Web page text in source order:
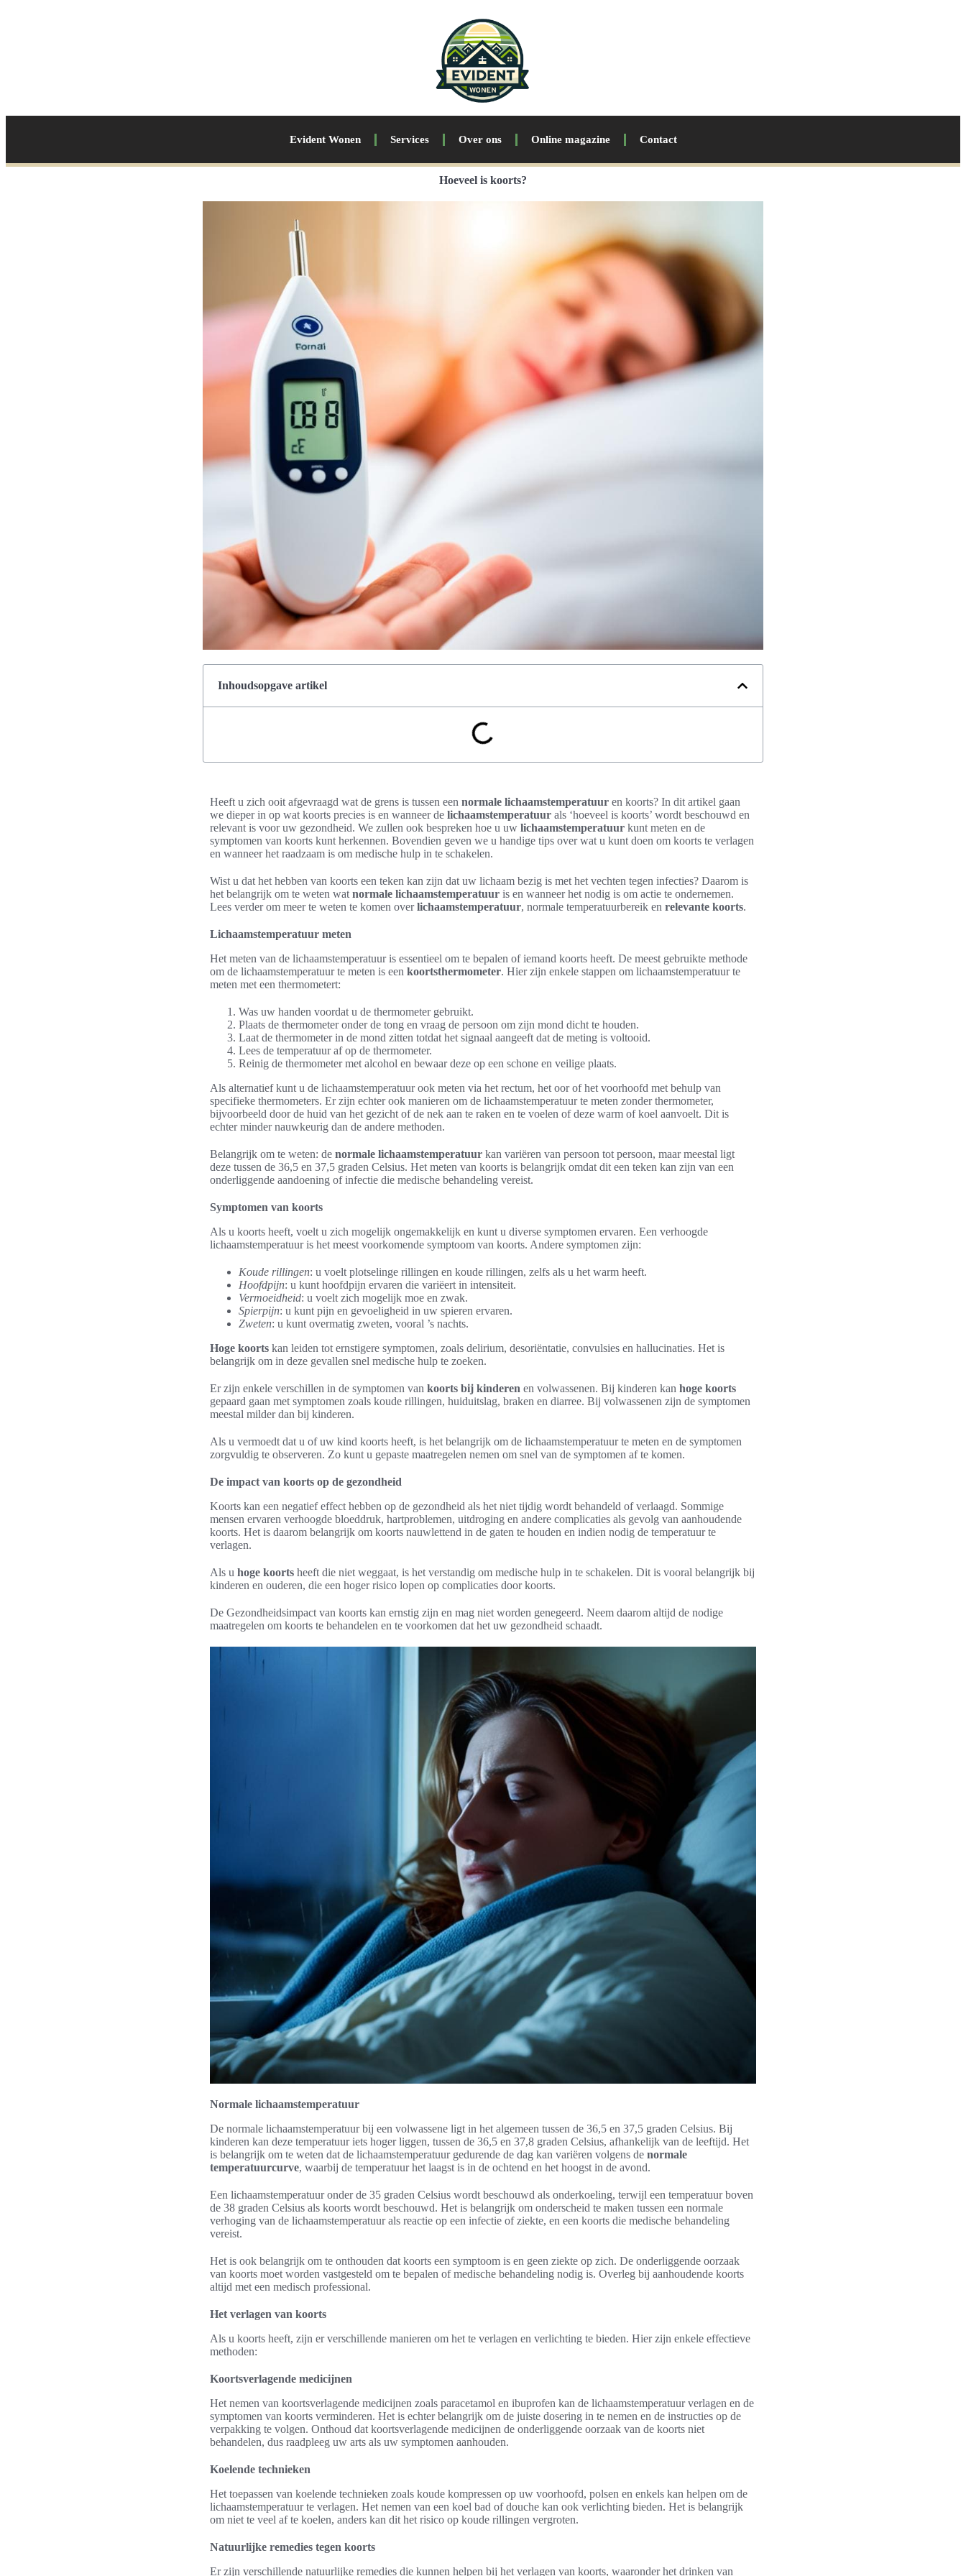
Evident Wonen Services Over ons Online magazine Contact
Hoeveel is koorts?
Inhoudsopgave artikel
Heeft u zich ooit afgevraagd wat de grens is tussen een normale lichaamstemperatuur en koorts? In dit artikel gaan
we dieper in op wat koorts precies is en wanneer de lichaamstemperatuur als ‘hoeveel is koorts’ wordt beschouwd en
relevant is voor uw gezondheid. We zullen ook bespreken hoe u uw lichaamstemperatuur kunt meten en de
symptomen van koorts kunt herkennen. Bovendien geven we u handige tips over wat u kunt doen om koorts te verlagen
en wanneer het raadzaam is om medische hulp in te schakelen.
Wist u dat het hebben van koorts een teken kan zijn dat uw lichaam bezig is met het vechten tegen infecties? Daarom is
het belangrijk om te weten wat normale lichaamstemperatuur is en wanneer het nodig is om actie te ondernemen.
Lees verder om meer te weten te komen overlichaamstemperatuur, normale temperatuurbereik en relevante koorts.
Lichaamstemperatuur meten
Het meten van de lichaamstemperatuur is essentieel om te bepalen of iemand koorts heeft. De meest gebruikte methode
om de lichaamstemperatuur te meten is een koortsthermometer. Hier zijn enkele stappen om lichaamstemperatuur te
meten met een thermometert:
Was uw handen voordat u de thermometer gebruikt.
Plaats de thermometer onder de tong en vraag de persoon om zijn mond dicht te houden.
Laat de thermometer in de mond zitten totdat het signaal aangeeft dat de meting is voltooid.
Lees de temperatuur af op de thermometer.
Reinig de thermometer met alcohol en bewaar deze op een schone en veilige plaats.
Als alternatief kunt u de lichaamstemperatuur ook meten via het rectum, het oor of het voorhoofd met behulp van
specifieke thermometers. Er zijn echter ook manieren om de lichaamstemperatuur te meten zonder thermometer,
bijvoorbeeld door de huid van het gezicht of de nek aan te raken en te voelen of deze warm of koel aanvoelt. Dit is
echter minder nauwkeurig dan de andere methoden.
Belangrijk om te weten: de normale lichaamstemperatuur kan variëren van persoon tot persoon, maar meestal ligt
deze tussen de 36,5 en 37,5 graden Celsius. Het meten van koorts is belangrijk omdat dit een teken kan zijn van een
onderliggende aandoening of infectie die medische behandeling vereist.
Symptomen van koorts
Als u koorts heeft, voelt u zich mogelijk ongemakkelijk en kunt u diverse symptomen ervaren. Een verhoogde
lichaamstemperatuur is het meest voorkomende symptoom van koorts. Andere symptomen zijn:
Koude rillingen: u voelt plotselinge rillingen en koude rillingen, zelfs als u het warm heeft.
Hoofdpijn: u kunt hoofdpijn ervaren die variëert in intensiteit.
Vermoeidheid: u voelt zich mogelijk moe en zwak.
Spierpijn: u kunt pijn en gevoeligheid in uw spieren ervaren.
Zweten: u kunt overmatig zweten, vooral ’s nachts.
Hoge koorts kan leiden tot ernstigere symptomen, zoals delirium, desoriëntatie, convulsies en hallucinaties. Het is
belangrijk om in deze gevallen snel medische hulp te zoeken.
Er zijn enkele verschillen in de symptomen van koorts bij kinderen en volwassenen. Bij kinderen kan hoge koorts
gepaard gaan met symptomen zoals koude rillingen, huiduitslag, braken en diarree. Bij volwassenen zijn de symptomen
meestal milder dan bij kinderen.
Als u vermoedt dat u of uw kind koorts heeft, is het belangrijk om de lichaamstemperatuur te meten en de symptomen
zorgvuldig te observeren. Zo kunt u gepaste maatregelen nemen om snel van de symptomen af te komen.
De impact van koorts op de gezondheid
Koorts kan een negatief effect hebben op de gezondheid als het niet tijdig wordt behandeld of verlaagd. Sommige
mensen ervaren verhoogde bloeddruk, hartproblemen, uitdroging en andere complicaties als gevolg van aanhoudende
koorts. Het is daarom belangrijk om koorts nauwlettend in de gaten te houden en indien nodig de temperatuur te
verlagen.
Als u hoge koorts heeft die niet weggaat, is het verstandig om medische hulp in te schakelen. Dit is vooral belangrijk bij
kinderen en ouderen, die een hoger risico lopen op complicaties door koorts.
De Gezondheidsimpact van koorts kan ernstig zijn en mag niet worden genegeerd. Neem daarom altijd de nodige
maatregelen om koorts te behandelen en te voorkomen dat het uw gezondheid schaadt.
Normale lichaamstemperatuur
De normale lichaamstemperatuur bij een volwassene ligt in het algemeen tussen de 36,5 en 37,5 graden Celsius. Bij
kinderen kan deze temperatuur iets hoger liggen, tussen de 36,5 en 37,8 graden Celsius, afhankelijk van de leeftijd. Het
is belangrijk om te weten dat de lichaamstemperatuur gedurende de dag kan variëren volgens de normale
temperatuurcurve, waarbij de temperatuur het laagst is in de ochtend en het hoogst in de avond.
Een lichaamstemperatuur onder de 35 graden Celsius wordt beschouwd als onderkoeling, terwijl een temperatuur boven
de 38 graden Celsius als koorts wordt beschouwd. Het is belangrijk om onderscheid te maken tussen een normale
verhoging van de lichaamstemperatuur als reactie op een infectie of ziekte, en een koorts die medische behandeling
vereist.
Het is ook belangrijk om te onthouden dat koorts een symptoom is en geen ziekte op zich. De onderliggende oorzaak
van koorts moet worden vastgesteld om te bepalen of medische behandeling nodig is. Overleg bij aanhoudende koorts
altijd met een medisch professional.
Het verlagen van koorts
Als u koorts heeft, zijn er verschillende manieren om het te verlagen en verlichting te bieden. Hier zijn enkele effectieve
methoden:
Koortsverlagende medicijnen
Het nemen van koortsverlagende medicijnen zoals paracetamol en ibuprofen kan de lichaamstemperatuur verlagen en de
symptomen van koorts verminderen. Het is echter belangrijk om de juiste dosering in te nemen en de instructies op de
verpakking te volgen. Onthoud dat koortsverlagende medicijnen de onderliggende oorzaak van de koorts niet
behandelen, dus raadpleeg uw arts als uw symptomen aanhouden.
Koelende technieken
Het toepassen van koelende technieken zoals koude kompressen op uw voorhoofd, polsen en enkels kan helpen om de
lichaamstemperatuur te verlagen. Het nemen van een koel bad of douche kan ook verlichting bieden. Het is belangrijk
om niet te veel af te koelen, anders kan dit het risico op koude rillingen vergroten.
Natuurlijke remedies tegen koorts
Er zijn verschillende natuurlijke remedies die kunnen helpen bij het verlagen van koorts, waaronder het drinken van